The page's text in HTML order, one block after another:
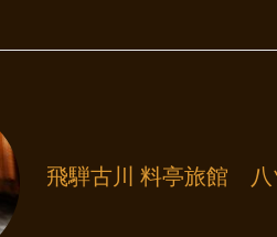
飛騨古川 料亭旅館 八